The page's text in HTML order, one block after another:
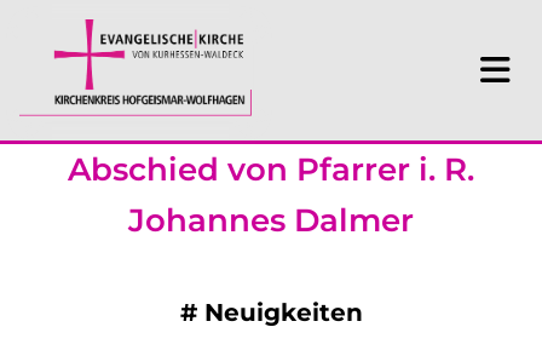
Abschied von Pfarrer i. R.
Johannes Dalmer
# Neuigkeiten